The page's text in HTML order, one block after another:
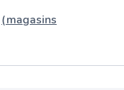
(magasins